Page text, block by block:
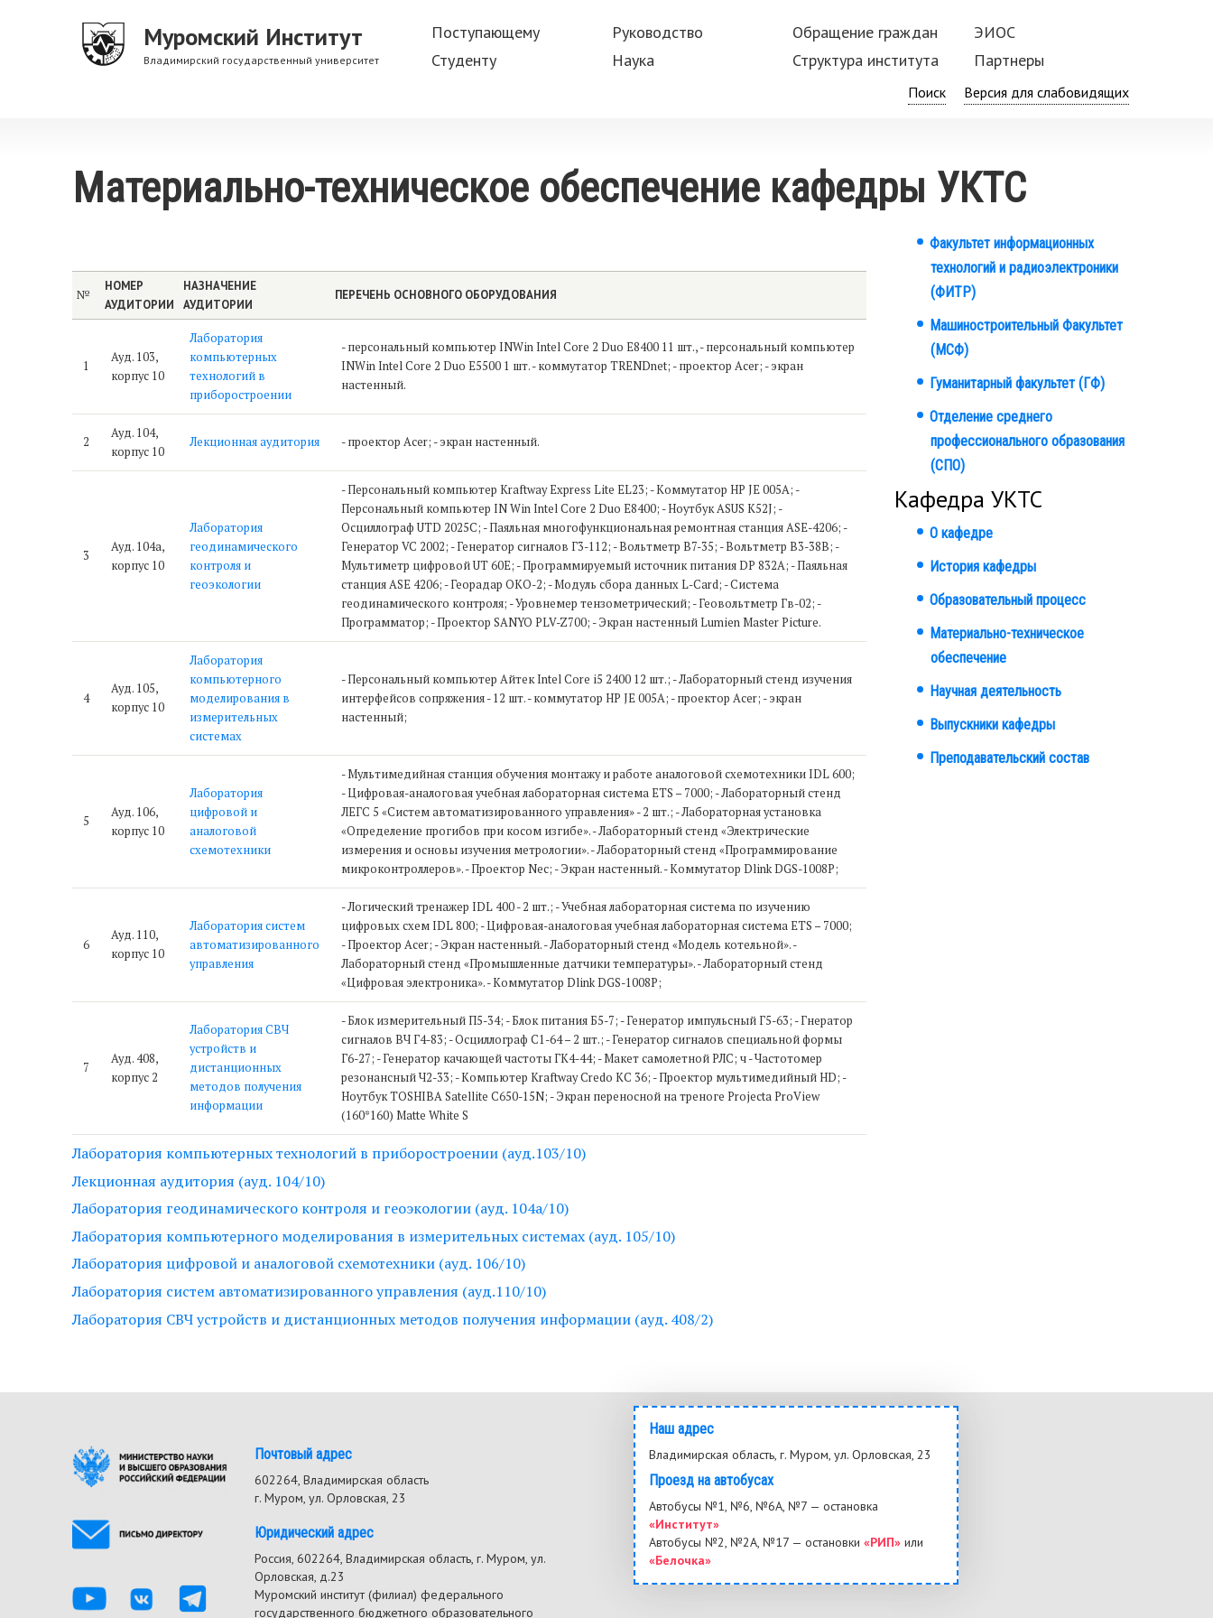
Муромский Институт
Владимирский государственный университет
Поступающему Руководство Обращение граждан
ЭИОС
Студенту
Наука Структура института Партнеры
Поиск
Материально-техническое обеспечение кафедры УКТС
№
НОМЕР
АУДИТОРИИ
НАЗНАЧЕНИЕ
АУДИТОРИИ
ПЕРЕЧЕНЬ ОСНОВНОГО ОБОРУДОВАНИЯ
1
Ауд. 103,
корпус 10
Лаборатория
компьютерных
технологий в
приборостроении
- персональный компьютер INWin Intel Core 2 Duo E8400 11 шт., - персональный компьютер
INWin Intel Core 2 Duo E5500 1 шт. - коммутатор TRENDnet; - проектор Acer; - экран
настенный.
2
Ауд. 104,
корпус 10
Лекционная аудитория - проектор Acer; - экран настенный.
3
Ауд. 104а,
корпус 10
Лаборатория
геодинамического
контроля и
геоэкологии
- Персональный компьютер Kraftway Express Lite EL23; - Коммутатор HP JE 005A; -
Персональный компьютер IN Win Intel Core 2 Duo E8400; - Ноутбук ASUS K52J; -
Осциллограф UTD 2025C; - Паяльная многофункциональная ремонтная станция АSE-4206; -
Генератор VC 2002; - Генератор сигналов Г3-112; - Вольтметр В7-35; - Вольтметр В3-38В; -
Мультиметр цифровой UT 60E; - Программируемый источник питания DP 832A; - Паяльная
станция ASE 4206; - Георадар ОКО-2; - Модуль сбора данных L-Card; - Система
геодинамического контроля; - Уровнемер тензометрический; - Геовольтметр Гв-02; -
Программатор; - Проектор SANYO PLV-Z700; - Экран настенный Lumien Master Picture.
4
Ауд. 105,
корпус 10
Лаборатория
компьютерного
моделирования в
измерительных
системах
- Персональный компьютер Айтек Intel Core i5 2400 12 шт.; - Лабораторный стенд изучения
интерфейсов сопряжения - 12 шт. - коммутатор HP JE 005A; - проектор Acer; - экран
настенный;
5
Ауд. 106,
корпус 10
Лаборатория
цифровой и
аналоговой
схемотехники
- Мультимедийная станция обучения монтажу и работе аналоговой схемотехники IDL 600;
- Цифровая-аналоговая учебная лабораторная система ETS – 7000; - Лабораторный стенд
ЛЕГС 5 «Систем автоматизированного управления» - 2 шт.; - Лабораторная установка
«Определение прогибов при косом изгибе». - Лабораторный стенд «Электрические
измерения и основы изучения метрологии». - Лабораторный стенд «Программирование
микроконтроллеров». - Проектор Nec; - Экран настенный. - Коммутатор Dlink DGS-1008P;
6
Ауд. 110,
корпус 10
Лаборатория систем
автоматизированного
управления
- Логический тренажер IDL 400 - 2 шт.; - Учебная лабораторная система по изучению
цифровых схем IDL 800; - Цифровая-аналоговая учебная лабораторная система ETS – 7000;
- Проектор Acer; - Экран настенный. - Лабораторный стенд «Модель котельной». -
Лабораторный стенд «Промышленные датчики температуры». - Лабораторный стенд
«Цифровая электроника». - Коммутатор Dlink DGS-1008P;
7
Ауд. 408,
корпус 2
Лаборатория СВЧ
устройств и
дистанционных
методов получения
информации
- Блок измерительный П5-34; - Блок питания Б5-7; - Генератор импульсный Г5-63; - Гнератор
сигналов ВЧ Г4-83; - Осциллограф С1-64 – 2 шт.; - Генератор сигналов специальной формы
Г6-27; - Генератор качающей частоты ГК4-44; - Макет самолетной РЛС; ч - Частотомер
резонансный Ч2-33; - Компьютер Kraftway Credo KC 36; - Проектор мультимедийный HD; -
Ноутбук TOSHIBA Satellite C650-15N; - Экран переносной на треноге Projecta ProView
(160*160) Matte White S
Лаборатория компьютерных технологий в приборостроении (ауд.103/10)
Лекционная аудитория (ауд. 104/10)
Лаборатория геодинамического контроля и геоэкологии (ауд. 104а/10)
Лаборатория компьютерного моделирования в измерительных системах (ауд. 105/10)
Лаборатория цифровой и аналоговой схемотехники (ауд. 106/10)
Лаборатория систем автоматизированного управления (ауд.110/10)
Лаборатория СВЧ устройств и дистанционных методов получения информации (ауд. 408/2)
Факультеты
Факультет информационных
технологий и радиоэлектроники
(ФИТР)
Машиностроительный Факультет
(МСФ)
Гуманитарный факультет (ГФ)
Отделение среднего
профессионального образования
(СПО)
Кафедра УКТС
О кафедре
История кафедры
Образовательный процесс
Материально-техническое
обеспечение
Научная деятельность
Выпускники кафедры
Преподавательский состав
Почтовый адрес
602264, Владимирская область
г. Муром, ул. Орловская, 23
Юридический адрес
Россия, 602264, Владимирская область, г. Муром, ул.
Орловская, д.23
Муромский институт (филиал) федерального
государственного бюджетного образовательного
Наш адрес
Владимирская область, г. Муром, ул. Орловская, 23
Проезд на автобусах
Автобусы №1, №6, №6А, №7 — остановка
«Институт»
Автобусы №2, №2А, №17 — остановки «РИП»или
«Белочка»